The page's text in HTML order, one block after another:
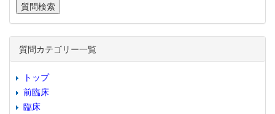
質問カテゴリー一覧
トップ
前臨床
臨床